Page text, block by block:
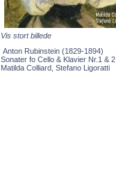
Vis stort billede
Anton Rubinstein (1829-1894)
Sonater fo Cello & Klavier Nr.1 & 2
Matilda Colliard, Stefano Ligoratti